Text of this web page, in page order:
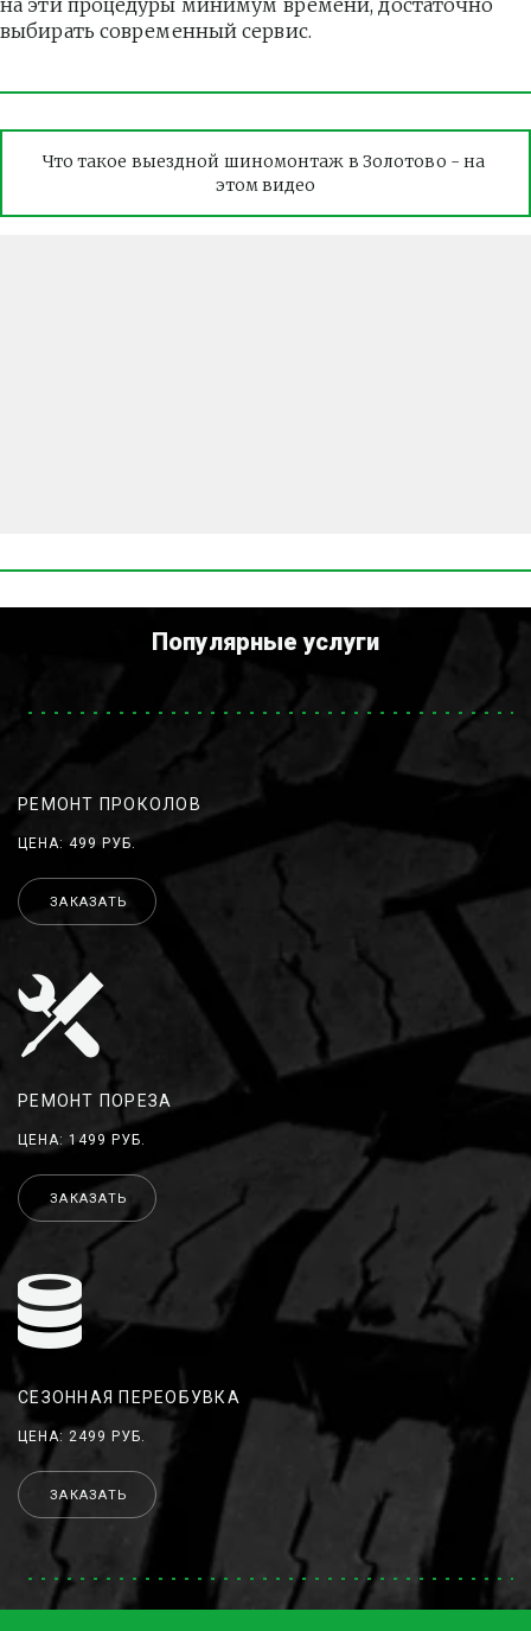
на эти процедуры минимум времени, достаточно
выбирать современный сервис.
Что такое выездной шиномонтаж в Золотово - на
этом видео
Популярные услуги
РЕМОНТ ПРОКОЛОВ
ЦЕНА: 499 РУБ.
ЗАКАЗАТЬ
РЕМОНТ ПОРЕЗА
ЦЕНА: 1499 РУБ.
ЗАКАЗАТЬ
СЕЗОННАЯ ПЕРЕОБУВКА
ЦЕНА: 2499 РУБ.
ЗАКАЗАТЬ